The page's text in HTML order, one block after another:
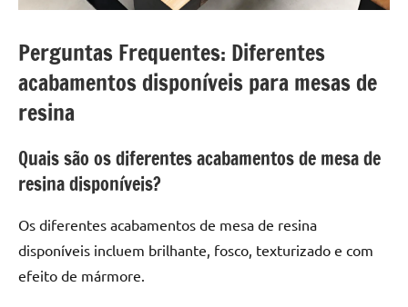
Perguntas Frequentes: Diferentes
acabamentos disponíveis para mesas de
resina
Quais são os diferentes acabamentos de mesa de
resina disponíveis?
Os diferentes acabamentos de mesa de resina
disponíveis incluem brilhante, fosco, texturizado e com
efeito de mármore.